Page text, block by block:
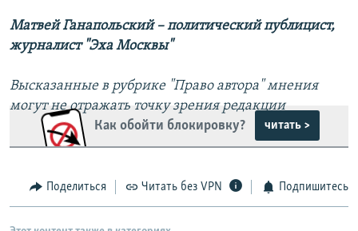
Матвей Ганапольский – политический публицист,
журналист "Эха Москвы"
Высказанные в рубрике "Право автора" мнения
могут не отражать точку зрения редакции
Как обойти блокировку?
читать >
Поделиться Читать без VPN Подпишитесь